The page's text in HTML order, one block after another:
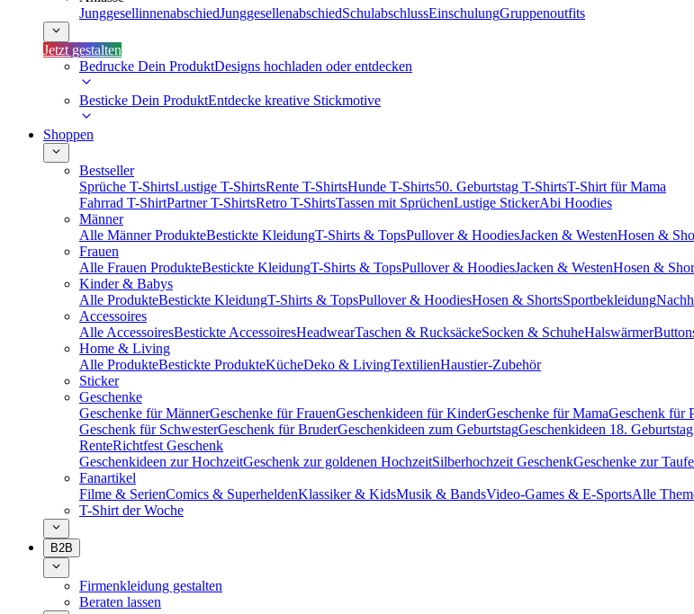
JunggesellinnenabschiedJunggesellenabschiedSchulabschlussEinschulungGruppenoutfits
Jetzt gestalten
Bedrucke Dein ProduktDesigns hochladen oder entdecken
Besticke Dein ProduktEntdecke kreative Stickmotive
Shoppen
Bestseller
Sprüche T-ShirtsLustige T-ShirtsRente T-ShirtsHunde T-Shirts50. Geburtstag T-ShirtsT-Shirt für Mama
Fahrrad T-ShirtPartner T-ShirtsRetro T-ShirtsTassen mit SprüchenLustige StickerAbi Hoodies
Männer
Alle Männer ProdukteBestickte KleidungT-Shirts & TopsPullover & HoodiesJacken & WestenHosen &
Frauen
Alle Frauen ProdukteBestickte KleidungT-Shirts & TopsPullover & HoodiesJacken & WestenHosen &
Kinder & Babys
Alle ProdukteBestickte KleidungT-Shirts & TopsPullover & HoodiesHosen & ShortsSportbekleidung
Accessoires
Alle AccessoiresBestickte AccessoiresHeadwearTaschen & RucksäckeSocken & SchuheHalswärmer
Home & Living
Alle ProdukteBestickte ProdukteKücheDeko & LivingTextilienHaustier-Zubehör
Sticker
Geschenke
Geschenke für MännerGeschenke für FrauenGeschenkideen für KinderGeschenke für MamaGeschenk für
Geschenk für SchwesterGeschenk für BruderGeschenkideen zum GeburtstagGeschenkideen 18. Geburtstag
RenteRichtfest Geschenk
Geschenkideen zur HochzeitGeschenk zur goldenen HochzeitSilberhochzeit GeschenkGeschenke zur Taufe
Fanartikel
Filme & SerienComics & SuperheldenKlassiker & KidsMusik & BandsVideo-Games & E-SportsAlle
T-Shirt der Woche
B2B
Firmenkleidung gestalten
Beraten lassen